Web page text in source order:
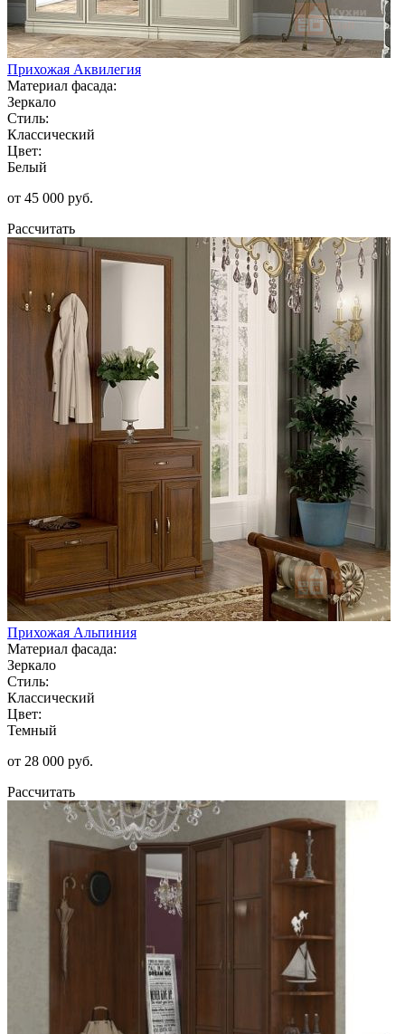
Прихожая Аквилегия
Материал фасада:
Зеркало
Стиль:
Классический
Цвет:
Белый
от 45 000 руб.
Рассчитать
Прихожая Альпиния
Материал фасада:
Зеркало
Стиль:
Классический
Цвет:
Темный
от 28 000 руб.
Рассчитать